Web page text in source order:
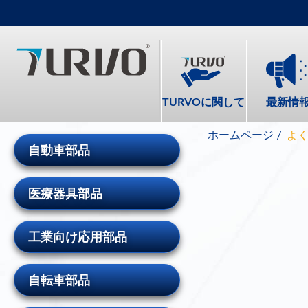
TURVOに関して 最新情
自動車部品
医療器具部品
工業向け応用部品
自転車部品
ホームページ よ